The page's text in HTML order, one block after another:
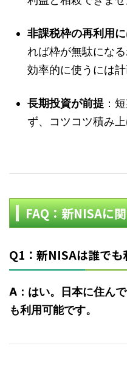
非課税枠の再利用
れば枠が無駄にな
効率的に使うには
長期投資が前提 ：
ず、コツコツ積み
FAQ：新NISAに
Q1：新NISAは誰でも
A：はい。日本に住ん
も利用可能です。